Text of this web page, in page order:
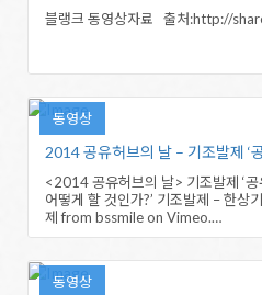
블랭크 동영상자료 출처:http://
동영상
2014 공유허브의 날 – 기조발제 ‘
<2014 공유허브의 날> 기조발제 ‘
어떻게 할 것인가?’ 기조발제 – 한상기
제 from bssmile on Vimeo.…
동영상